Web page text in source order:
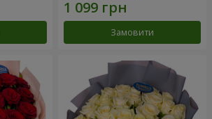
Замовити